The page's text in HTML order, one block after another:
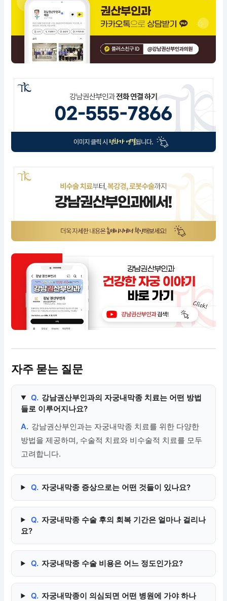
자주 묻는 질문
Q. 강남권산부인과의 자궁내막종 치료는 어떤 방법
들로 이루어지나요?
A. 강남권산부인과는 자궁내막종 치료를 위한 다양한
방법을 제공하며, 수술적 치료와 비수술적 치료를 모두
고려합니다.
Q. 자궁내막종 증상으로는 어떤 것들이 있나요?
Q. 자궁내막종 수술 후의 회복 기간은 얼마나 걸리나
요?
Q. 자궁내막종 수술 비용은 어느 정도인가요?
Q. 자궁내막종이 의심되면 어떤 병원에 가야 하나